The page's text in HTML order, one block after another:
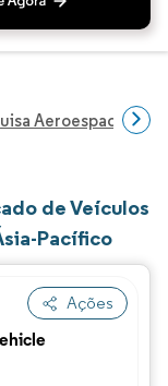
Aeroespacial E
de Veículos
Pacífico
Ações